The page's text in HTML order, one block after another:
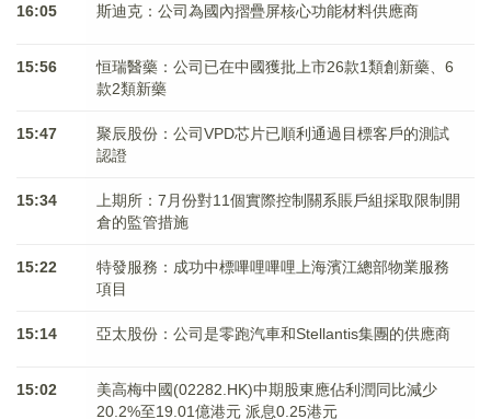
16:05 斯迪克：公司為國內摺疊屏核心功能材料供應商
15:56
恒瑞醫藥：公司已在中國獲批上市26款1類創新藥、6
款2類新藥
15:47
聚辰股份：公司VPD芯片已順利通過目標客戶的測試
認證
15:34
上期所：7月份對11個實際控制關系賬戶組採取限制開
倉的監管措施
15:22
特發服務：成功中標嗶哩嗶哩上海濱江總部物業服務
項目
15:14 亞太股份：公司是零跑汽車和Stellantis集團的供應商
15:02
美高梅中國(02282.HK)中期股東應佔利潤同比減少
20.2%至19.01億港元 派息0.25港元